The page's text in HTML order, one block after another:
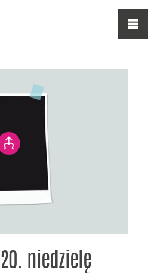
niedzielę